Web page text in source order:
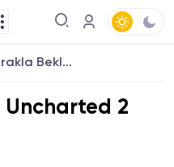
Merakla Beklenen Uncharted 2 Filmi Geliyor!
Uncharted 2